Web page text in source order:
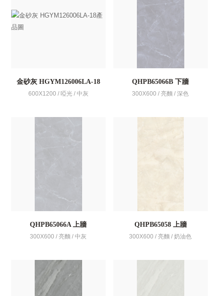
金砂灰 HGYM126006LA-18
600X1200 / 啞光 / 中灰
QHPB65066B 下牆
300X600 / 亮麵 / 深色
QHPB65066A 上牆
300X600 / 亮麵 / 中灰
QHPB65058 上牆
300X600 / 亮麵 / 奶油色